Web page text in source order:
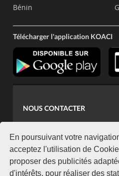
En poursuivant votre
acceptez l'utilisation de
proposer des publicités
d'intérêts, pour réaliser des
Bénin
Télécharger l'application KOACI
NOUS CONTACTER
koaci@yahoo.fr
+225 07 08 85 52 93